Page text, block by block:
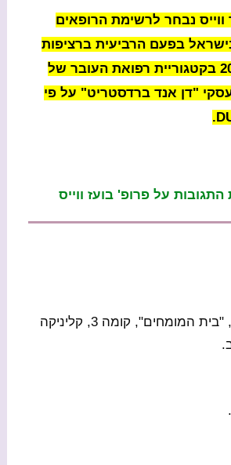
ווייס נבחר לרשימת הרופאים
בפעם הרביעית ברציפות
לשנים 2025-2022 בקטגוריית רפואת העובר של
"דן אנד ברדסטריט" על פי
על פרופ' בועז ווייס
רחוב הברזל 9 א', "בית המומחים", קומה 3, קליניקה